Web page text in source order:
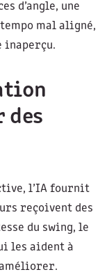
d’angle, une
mal aligné,
inaperçu.
des
l’IA fournit
reçoivent des
du swing, le
les aident à